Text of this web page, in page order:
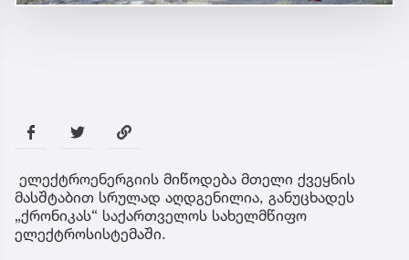
ელექტროენერგიის მიწოდება მთელი ქვეყნის
მასშტაბით სრულად აღდგენილია, განუცხადეს
„ქრონიკას“ საქართველოს სახელმწიფო
ელექტროსისტემაში.